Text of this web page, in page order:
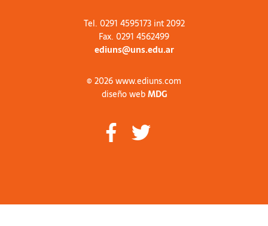
Tel. 0291 4595173 int 2092
Fax. 0291 4562499
ediuns@uns.edu.ar
© 2026 www.ediuns.com
diseño webMDG